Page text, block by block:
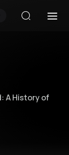
A History of